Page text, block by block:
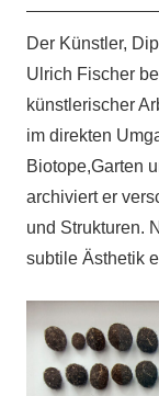
Der Künstler,
Ulrich Fischer
künstlerischer
im direkten
Biotope,Garten
archiviert er
und Strukturen.
subtile Ästhetik